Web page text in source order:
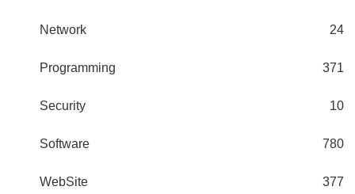
Network 24
Programming 371
Security 10
Software 780
WebSite 377